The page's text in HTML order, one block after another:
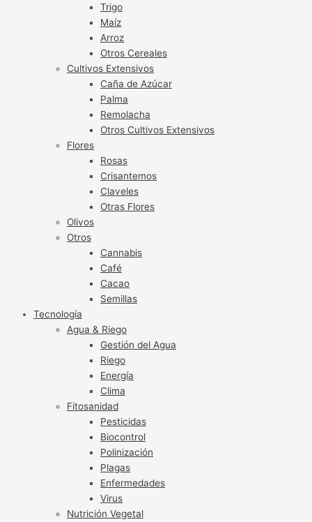
Trigo
Maíz
Arroz
Otros Cereales
Cultivos Extensivos
Caña de Azúcar
Palma
Remolacha
Otros Cultivos Extensivos
Flores
Rosas
Crisantemos
Claveles
Otras Flores
Olivos
Otros
Cannabis
Café
Cacao
Semillas
Tecnología
Agua & Riego
Gestión del Agua
Riego
Energía
Clima
Fitosanidad
Pesticidas
Biocontrol
Polinización
Plagas
Enfermedades
Virus
Nutrición Vegetal